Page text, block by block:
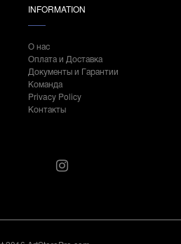
INFORMATION
О нас
Оплата и Доставка
Документы и Гарантии
Команда
Privacy Policy
Контакты